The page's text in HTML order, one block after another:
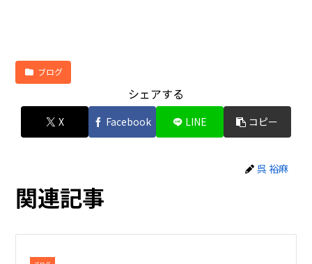
ブログ
シェアする
X Facebook LINE コピー
呉 裕麻
関連記事